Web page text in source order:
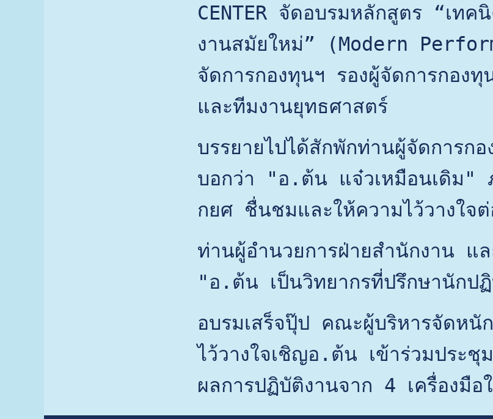
CENTER จัดอบรมหลักสูตร “เทค
งานสมัยใหม่” (Modern
จัดการกองทุนฯ รองผู้จัดการกอง
และทีมงานยุทธศาสตร์
บรรยายไปได้สักพักท่านผู้จัดการ
บอกว่า "อ.ต้น แจ๋วเหมือนเดิม"
กยศ ชื่นชมและให้ความไว้วางใจ
ท่านผู้อำนวยการฝ่ายสำนักงาน แ
"อ.ต้น เป็นวิทยากรที่ปรึกษานักป
อบรมเสร็จปุ๊ป คณะผู้บริหารจัดห
ไว้วางใจเชิญอ.ต้น เข้าร่วมประ
ผลการปฏิบัติงานจาก 4 เครื่องมือ